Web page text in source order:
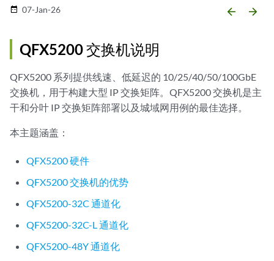
date_range 07-Jan-26 arrow_backward arrow_forward
QFX5200 交换机说明
QFX5200 系列提供线速、低延迟的 10/25/40/50/100GbE
交换机，用于构建大型 IP 交换矩阵。QFX5200 交换机是主
干和分叶 IP 交换矩阵部署以及城域网用例的最佳选择。
本主题涵盖：
QFX5200 硬件
QFX5200 交换机的优势
QFX5200-32C 通道化
QFX5200-32C-L 通道化
QFX5200-48Y 通道化